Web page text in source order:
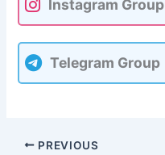
Instagram Group
Telegram Group
PREVIOUS